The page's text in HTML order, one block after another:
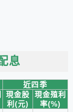
息
近四季
現金股
利(元)
現金殖利
率(%)